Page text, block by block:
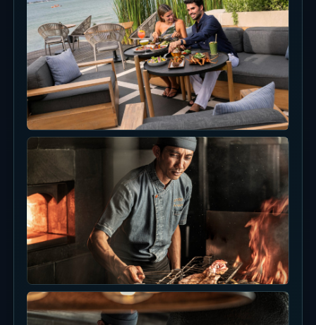
Sundara.
Waktu
Setiap hari, 17.00-19.00
Harga
Cek menu resmi untuk cocktail yang
berlaku dan harga terbaru.
Area
Jimbaran
Lihat detail acara
Diskon dan Promo yang Berlaku
Hanya offer yang saat ini terkonfirmasi di
halaman resmi atau partner resmi yang
ditampilkan. Cek ulang seat, tanggal, dan syarat
pembayaran sebelum booking.